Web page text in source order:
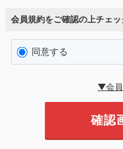
会員規約をご確認の上チェ
同意する
▼会